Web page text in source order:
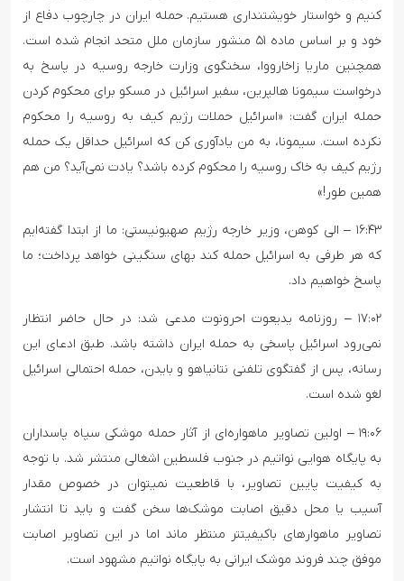
کنیم و خواستار خویشتنداری هستیم. حمله ایران در چارچوب دفاع از
خود و بر اساس ماده ۵۱ منشور سازمان ملل متحد انجام شده است.
همچنین ماریا زاخارووا، سخنگوی وزارت خارجه روسیه در پاسخ به
درخواست سیمونا هالپرین، سفیر اسرائیل در مسکو برای محکوم کردن
حمله ایران گفت: «اسرائیل حملات رژیم کیف به روسیه را محکوم
نکرده است. سیمونا، به من یادآوری کن که اسرائیل حداقل یک حمله
رژیم کیف به خاک روسیه را محکوم کرده باشد؟ یادت نمی‌آید؟ من هم
همین طور!»
۱۶:۴۳ – الی کوهن، وزیر خارجه رژیم صهیونیستی: ما از ابتدا گفته‌ایم
که هر طرفی به اسرائیل حمله کند بهای سنگینی خواهد پرداخت؛ ما
پاسخ خواهیم داد.
۱۷:۰۲ – روزنامه یدیعوت احرونوت مدعی شد: در حال حاضر انتظار
نمی‌رود اسرائیل پاسخی به حمله ایران داشته باشد. طبق ادعای این
رسانه، پس از گفتگوی تلفنی نتانیاهو و بایدن، حمله احتمالی اسرائیل
لغو شده است.
۱۹:۰۶ – اولین تصاویر ماهواره‌ای از آثار حمله موشکی سپاه پاسداران
به پایگاه هوایی نواتیم در جنوب فلسطین اشغالی منتشر شد. با توجه
به کیفیت پایین تصاویر، با قاطعیت نمی‎توان در خصوص مقدار
آسیب یا محل دقیق اصابت موشک‌ها سخن گفت و باید تا انتشار
تصاویر ماهواره‎ای باکیفیت‎تر منتظر ماند اما در این تصاویر اصابت
موفق چند فروند موشک ایرانی به پایگاه نواتیم مشهود است.